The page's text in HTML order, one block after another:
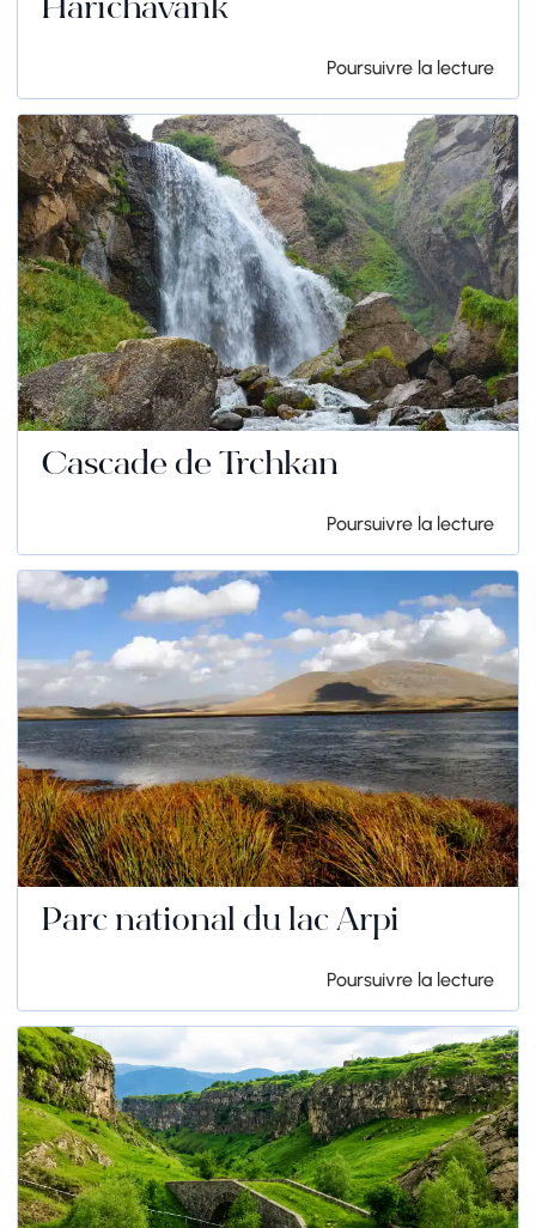
Harichavank
Poursuivre la lecture
Cascade de Trchkan
Poursuivre la lecture
Parc national du lac Arpi
Poursuivre la lecture